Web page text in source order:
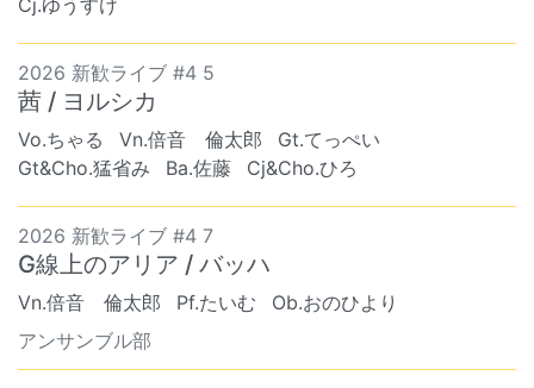
2026 新歓ライブ #4 5
茜 / ヨルシカ
Vo.ちゃる Vn.倍音 倫太郎
Gt.てっぺい
Gt&Cho.猛省み
Ba.佐藤 Cj&Cho.ひろ
2026 新歓ライブ #4 7
G線上のアリア / バッハ
Vn.倍音 倫太郎 Pf.たいむ
Ob.おのひより
アンサンブル部